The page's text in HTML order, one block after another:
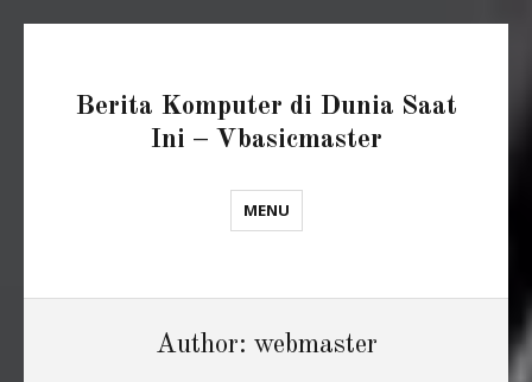
Berita Komputer di Dunia Saat
Ini – Vbasicmaster
MENU
Author: webmaster